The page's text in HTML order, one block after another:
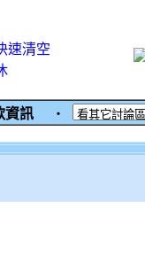
速清空
資訊 ‧